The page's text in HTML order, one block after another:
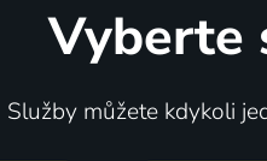
Vyberte
Služby můžete kdykoli